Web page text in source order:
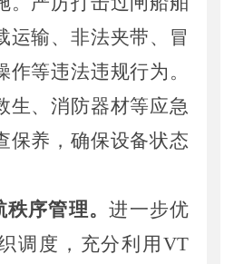
运输、非法夹带、冒
作等违法违规行为 。
生、消防器材等应急
保养 ，确保设备状态
秩序管理。进一步优
调度 ， 充分利用VT